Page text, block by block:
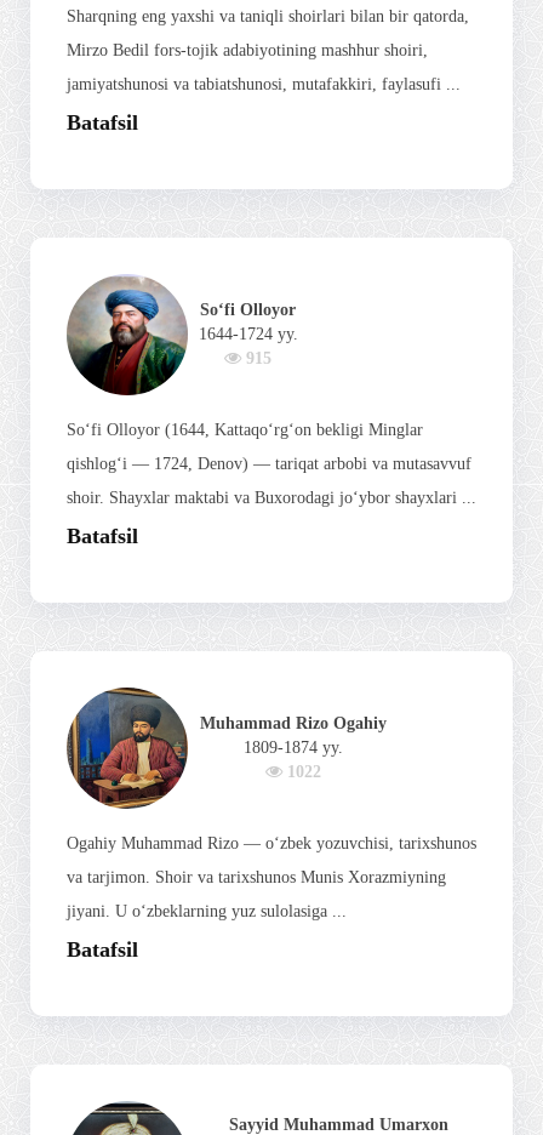
Sharqning eng yaxshi va taniqli shoirlari bilan bir qatorda,
Mirzo Bedil fors-tojik adabiyotining mashhur shoiri,
jamiyatshunosi va tabiatshunosi, mutafakkiri, faylasufi ...
Batafsil
So‘fi Olloyor
1644-1724 yy.
915
So‘fi Olloyor (1644, Kattaqo‘rg‘on bekligi Minglar
qishlog‘i — 1724, Denov) — tariqat arbobi va mutasavvuf
shoir. Shayxlar maktabi va Buxorodagi jo‘ybor shayxlari ...
Batafsil
Muhammad Rizo Ogahiy
1809-1874 yy.
1022
Ogahiy Muhammad Rizo — o‘zbek yozuvchisi, tarixshunos
va tarjimon. Shoir va tarixshunos Munis Xorazmiyning
jiyani. U o‘zbeklarning yuz sulolasiga ...
Batafsil
Sayyid Muhammad Umarxon